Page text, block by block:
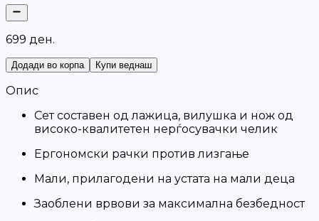
699 ден.
Додади во корпа Купи веднаш
Опис
Сет составен од лажица, вилушка и нож од
високо-квалитетен нерѓосувачки челик
Ергономски рачки против лизгање
Мали, прилагодени на устата на мали деца
Заоблени врвови за максимална безбедност